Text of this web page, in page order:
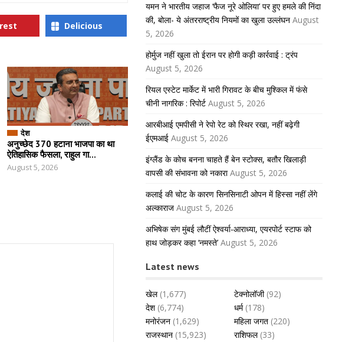
Delicious
देश
अनुच्छेद 370 हटाना भाजपा का था
ऐतिहासिक फैसला, राहुल गा...
August 5, 2026
यमन ने भारतीय जहाज ‘फैज नूरे ओलिया’ पर हुए हमले की निंदा
की, बोला- ये अंतरराष्ट्रीय नियमों का खुला उल्लंघन August
5, 2026
होर्मुज नहीं खुला तो ईरान पर होगी कड़ी कार्रवाई : ट्रंप
August 5, 2026
रियल एस्टेट मार्केट में भारी गिरावट के बीच मुश्किल में फंसे
चीनी नागरिक : रिपोर्ट August 5, 2026
आरबीआई एमपीसी ने रेपो रेट को स्थिर रखा, नहीं बढ़ेगी
ईएमआई August 5, 2026
इंग्लैंड के कोच बनना चाहते हैं बेन स्टोक्स, बतौर खिलाड़ी
वापसी की संभावना को नकारा August 5, 2026
कलाई की चोट के कारण सिनसिनाटी ओपन में हिस्सा नहीं लेंगे
अल्काराज August 5, 2026
अभिषेक संग मुंबई लौटीं ऐश्वर्या-आराध्या, एयरपोर्ट स्टाफ को
हाथ जोड़कर कहा ‘नमस्ते’ August 5, 2026
Latest news
खेल(1,677) टेक्नोलॉजी(92)
देश(6,774) धर्म(178)
मनोरंजन (1,629) महिला जगत (220)
राजस्थान (15,923) राशिफल(33)